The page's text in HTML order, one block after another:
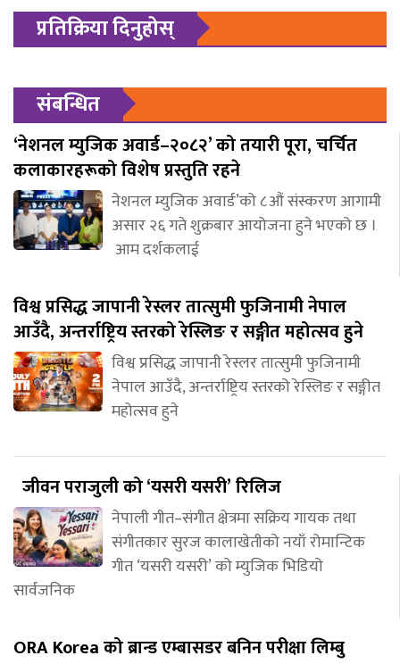
प्रतिक्रिया दिनुहोस्
संबन्धित
‘नेशनल म्युजिक अवार्ड–२०८२’ को तयारी पूरा, चर्चित
कलाकारहरूको विशेष प्रस्तुति रहने
नेशनल म्युजिक अवार्ड’को ८औं संस्करण आगामी
असार २६ गते शुक्रबार आयोजना हुने भएको छ ।
आम दर्शकलाई
विश्व प्रसिद्ध जापानी रेस्लर तात्सुमी फुजिनामी नेपाल
आउँदै, अन्तर्राष्ट्रिय स्तरको रेस्लिङ र सङ्गीत महोत्सव हुने
विश्व प्रसिद्ध जापानी रेस्लर तात्सुमी फुजिनामी
नेपाल आउँदै, अन्तर्राष्ट्रिय स्तरको रेस्लिङ र सङ्गीत
महोत्सव हुने
जीवन पराजुली को ‘यसरी यसरी’ रिलिज
नेपाली गीत–संगीत क्षेत्रमा सक्रिय गायक तथा
संगीतकार सुरज कालाखेतीको नयाँ रोमान्टिक
गीत ‘यसरी यसरी’ को म्युजिक भिडियो
सार्वजनिक
ORA Korea को ब्रान्ड एम्बासडर बनिन परीक्षा लिम्बु